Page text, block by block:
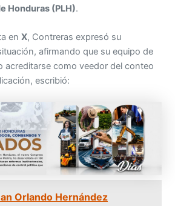
Honduras (PLH).
enX, Contreras expresó su
afirmando que su equipo de
acreditarse como veedor del conteo
escribió:
Orlando Hernández